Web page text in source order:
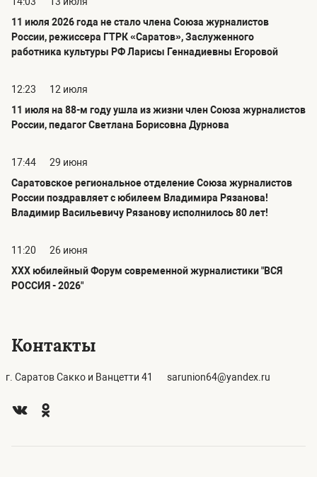
11 июля 2026 года не стало члена Союза журналистов
России, режиссера ГТРК «Саратов», Заслуженного
работника культуры РФ Ларисы Геннадиевны Егоровой
12:23
12 июля
11 июля на 88-м году ушла из жизни член Союза журналистов
России, педагог Светлана Борисовна Дурнова
17:44
29 июня
Саратовское региональное отделение Союза журналистов
России поздравляет с юбилеем Владимира Рязанова!
Владимир Васильевичу Рязанову исполнилось 80 лет!
11:20
26 июня
ХХХ юбилейный Форум современной журналистики "ВСЯ
РОССИЯ - 2026"
Контакты
г. Саратов Сакко и Ванцетти 41 sarunion64@yandex.ru